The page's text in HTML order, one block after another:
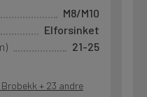
M8/M10
Elforsinket
21-25
+ 23 andre